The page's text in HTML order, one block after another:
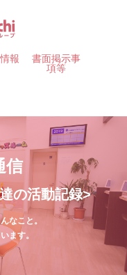
報
書面掲示事
項等
信
の活動記録>
なこと。
ます。